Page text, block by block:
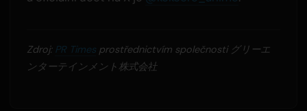
Zdroj: PR Timesprostřednictvím společnosti グリーエ
ンターテインメント株式会社